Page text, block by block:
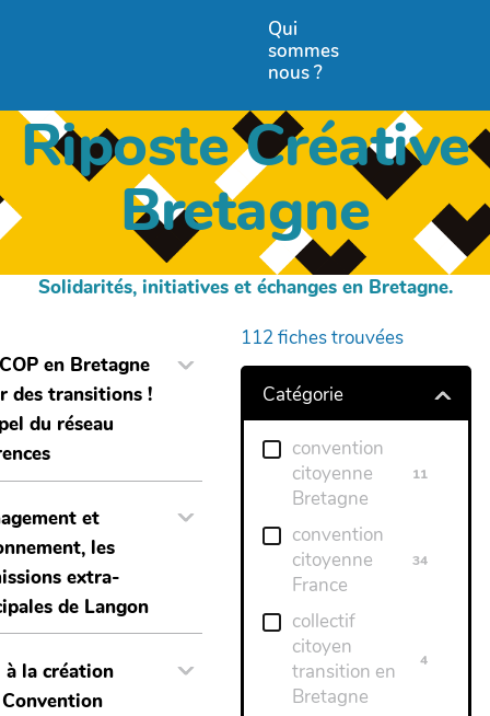
Qui
sommes
nous ?
Riposte Créative
Bretagne
Solidarités, initiatives et échanges en Bretagne.
112fiches trouvées
Catégorie
convention
citoyenne
Bretagne
11
convention
citoyenne
France
34
collectif
citoyen
transition en
Bretagne
4
en Bretagne
des transitions !
du réseau
et
les
extra-
de Langon
à la création